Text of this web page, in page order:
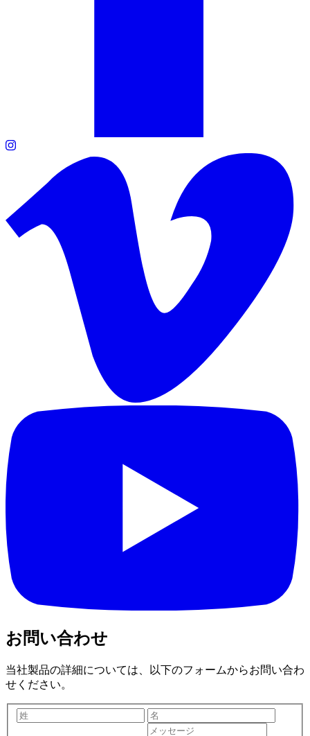
お問い合わせ
当社製品の詳細については、以下のフォームからお問い合わ
せください。